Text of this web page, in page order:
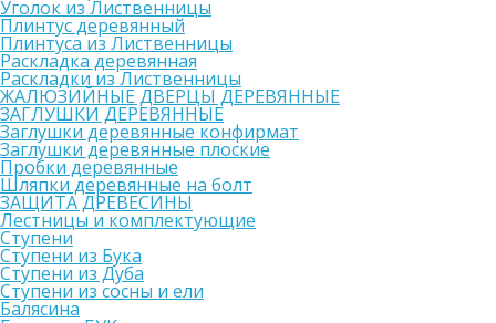
Уголок из Лиственницы
Плинтус деревянный
Плинтуса из Лиственницы
Раскладка деревянная
Раскладки из Лиственницы
ЖАЛЮЗИЙНЫЕ ДВЕРЦЫ ДЕРЕВЯННЫЕ
ЗАГЛУШКИ ДЕРЕВЯННЫЕ
Заглушки деревянные конфирмат
Заглушки деревянные плоские
Пробки деревянные
Шляпки деревянные на болт
ЗАЩИТА ДРЕВЕСИНЫ
Лестницы и комплектующие
Ступени
Ступени из Бука
Ступени из Дуба
Ступени из сосны и ели
Балясина